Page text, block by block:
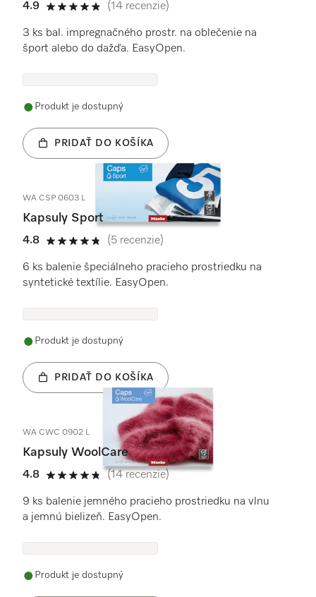
4.9
4.9 / 5
(14 recenzie)
3 ks bal. impregnačného prostr. na oblečenie na
šport alebo do dažďa. EasyOpen.
Produkt je dostupný
PRIDAŤ DO KOŠÍKA
WA CSP 0603 L
Kapsuly Sport
4.8
4.8 / 5
(5 recenzie)
6 ks balenie špeciálneho pracieho prostriedku na
syntetické textílie. EasyOpen.
Produkt je dostupný
PRIDAŤ DO KOŠÍKA
WA CWC 0902 L
Kapsuly WoolCare
4.8
4.8 / 5
(14 recenzie)
9 ks balenie jemného pracieho prostriedku na vlnu
a jemnú bielizeň. EasyOpen.
Produkt je dostupný